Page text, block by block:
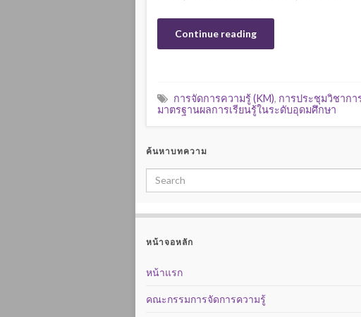
Continue reading
การจัดการความรู้ (KM), การประชุมวิชากา
มาตรฐานผลการเรียนรู้ในระดับอุดมศึกษา
ค้นหาบทความ
หน้าจอหลัก
หน้าแรก
คณะกรรมการจัดการความรู้